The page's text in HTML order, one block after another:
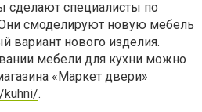
сделают специалисты по
смоделируют новую мебель
вариант нового изделия.
мебели для кухни можно
«Маркет двери»
kuhni/.